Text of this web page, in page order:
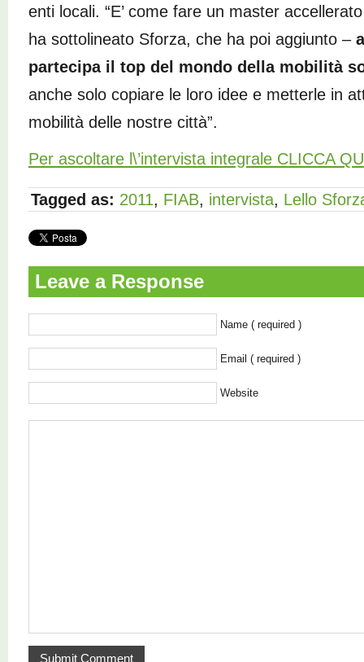
enti locali. “E’ come fare un master
ha sottolineato Sforza, che ha poi aggiunto –
partecipa il top del mondo della mobilità
anche solo copiare le loro idee e metterle in
mobilità delle nostre città”.
Per ascoltare l\’intervista integrale CLICCA
Tagged as: 2011, FIAB, intervista, Lello
Leave a Response
Name ( required )
Email ( required )
Website